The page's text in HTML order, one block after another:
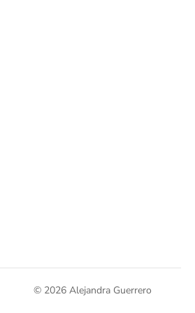
© 2026 Alejandra Guerrero